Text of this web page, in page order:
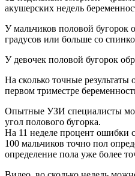
акушерских недель
У мальчиков половой бугорок
градусов или больше со
У девочек половой бугорок
На сколько точные результаты
первом триместре
Опытные УЗИ специалисты
угол полового бугорка.
На 11 неделе процент ошибки
100 мальчиков точно пол
определение пола уже более